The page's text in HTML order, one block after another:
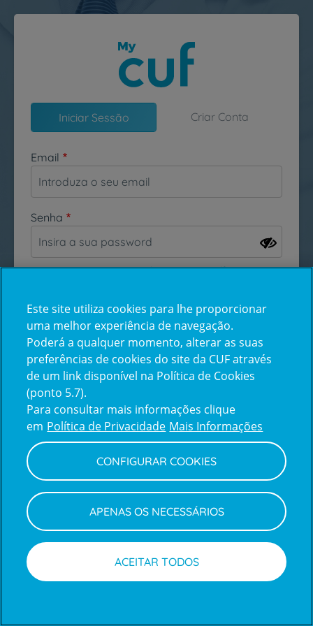
Passar para o conteúdo principal
Iniciar Sessão Criar Conta
Email
Senha
Esqueceu-se da sua password?
Inicie sessão com a Apple
Centro de Apoio ao Cliente | Política de Privacidade e Cookies
Este site utiliza cookies para lhe proporcionar
uma melhor experiência de navegação.
Poderá a qualquer momento, alterar as suas
preferências de cookies do site da CUF através
de um link disponível na Política de Cookies
(ponto 5.7).
Para consultar mais informações clique
em Política de Privacidade Mais Informações
CONFIGURAR COOKIES
APENAS OS NECESSÁRIOS
ACEITAR TODOS